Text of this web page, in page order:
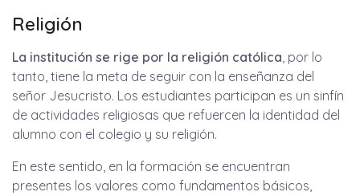
Religión
La institución se rige por la religión católica, por lo
tanto, tiene la meta de seguir con la enseñanza del
señor Jesucristo. Los estudiantes participan es un sinfín
de actividades religiosas que refuercen la identidad del
alumno con el colegio y su religión.
En este sentido, en la formación se encuentran
presentes los valores como fundamentos básicos,